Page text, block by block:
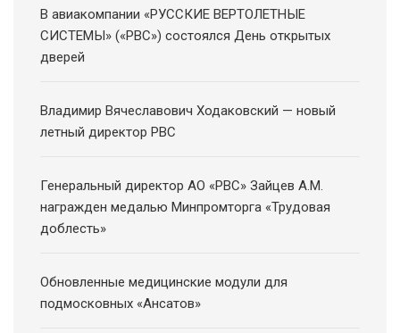
В авиакомпании «РУССКИЕ ВЕРТОЛЕТНЫЕ
СИСТЕМЫ» («РВС») состоялся День открытых
дверей
Владимир Вячеславович Ходаковский — новый
летный директор РВС
Генеральный директор АО «РВС» Зайцев А.М.
награжден медалью Минпромторга «Трудовая
доблесть»
Обновленные медицинские модули для
подмосковных «Ансатов»